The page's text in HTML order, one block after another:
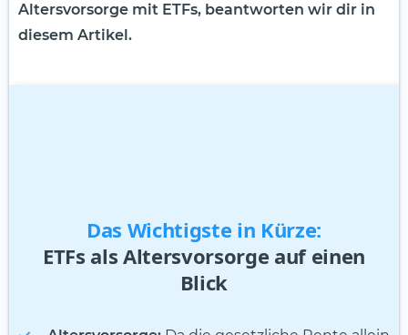
Altersvorsorge mit ETFs, beantworten wir dir in
diesem Artikel.
Das Wichtigste in Kürze:
ETFs als Altersvorsorge auf einen
Blick